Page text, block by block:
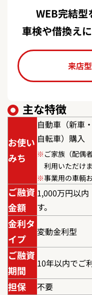
WEB完結型
車検や借換え
来店
主な特徴
お使い
みち
自動車（新車
自転車）購入
※ ご家族（配偶
利用いただけま
※事業用の車輌
ご融資
金額
1,000万円以
す。
金利タ
イプ
変動金利型
ご融資
期間
10年以内でご
担保 不要